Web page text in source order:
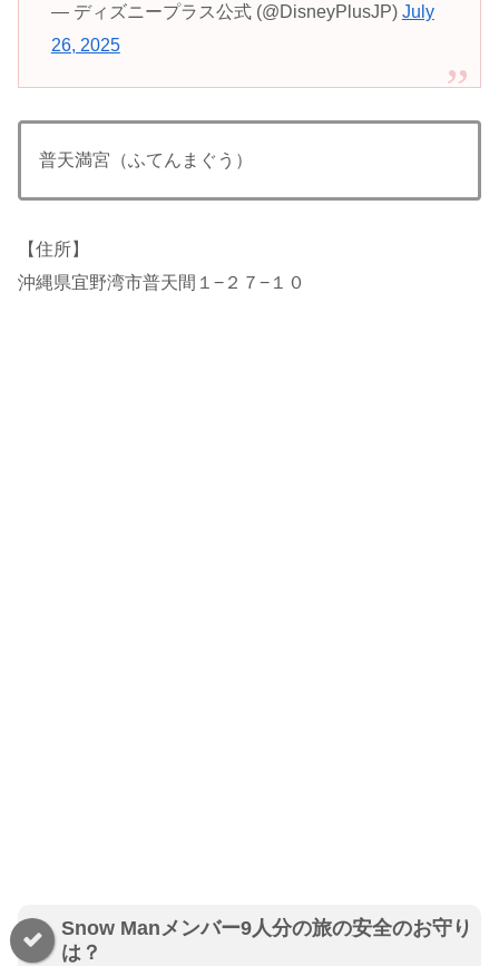
— ディズニープラス公式 (@DisneyPlusJP) July
26, 2025
普天満宮（ふてんまぐう）
【住所】
沖縄県宜野湾市普天間１−２７−１０
Snow Manメンバー9人分の旅の安全のお守り
は？